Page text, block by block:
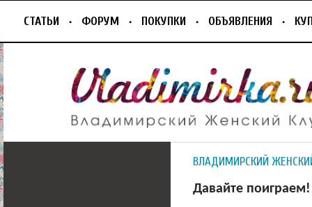
СТАТЬИ ФОРУМ ПОКУПКИ ОБЪЯВЛЕНИЯ
ВЛАДИМИРСКИЙ
Давайте